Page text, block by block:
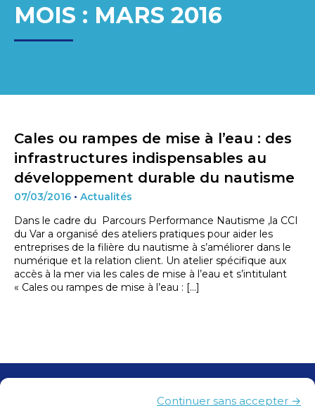
Continuer sans accepter →
MOIS : MARS 2016
Cales ou rampes de mise à l’eau : des
infrastructures indispensables au
développement durable du nautisme
07/03/2016 • Actualités
Dans le cadre du Parcours Performance Nautisme ,la CCI
du Var a organisé des ateliers pratiques pour aider les
entreprises de la filière du nautisme à s’améliorer dans le
numérique et la relation client. Un atelier spécifique aux
accès à la mer via les cales de mise à l’eau et s’intitulant
« Cales ou rampes de mise à l’eau : […]